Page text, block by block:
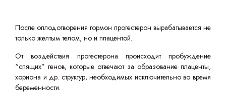
После оплодотворения гормон прогестерон вырабатывается не
только желтым телом, но и плацентой.
От воздействия прогестерона происходит пробуждение
“спящих” генов, которые отвечают за образование плаценты,
хориона и др. структур, необходимых исключительно во время
беременности.